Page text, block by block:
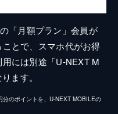
「月額プラン」会員が
とで、スマホ代がお得
には別途「U-NEXT M
ます。
のポイントを、U-NEXT MOBILEの